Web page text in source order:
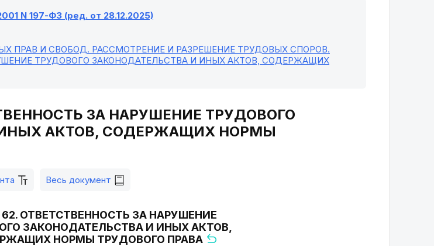
N 197-ФЗ (ред. от 28.12.2025)
ПРАВ И СВОБОД. РАССМОТРЕНИЕ И РАЗРЕШЕНИЕ ТРУДОВЫХ СПОРОВ.
ТРУДОВОГО ЗАКОНОДАТЕЛЬСТВА И ИНЫХ АКТОВ, СОДЕРЖАЩИХ
ЗА НАРУШЕНИЕ ТРУДОВОГО
АКТОВ, СОДЕРЖАЩИХ НОРМЫ
Весь документ
62. ОТВЕТСТВЕННОСТЬ ЗА НАРУШЕНИЕ
ЗАКОНОДАТЕЛЬСТВА И ИНЫХ АКТОВ,
НОРМЫ ТРУДОВОГО ПРАВА